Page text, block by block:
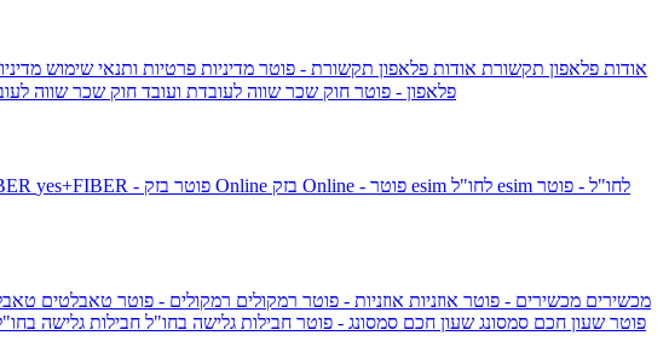
אודות פלאפון תקשורת אודות פלאפון תקשורת - פוטר מדיניות פרטיות ותנאי שימוש
פלאפון - פוטר חוק שכר שווה לעובדת ועובד חוק שכר שווה
yes+FIBER - פוטר בזק Online
esim לחו"ל - פוטר
מכשירים מכשירים - פוטר אוזניות אוזניות - פוטר רמקולים רמקולים - פוטר טאבלטים
שעון Apple Watch Series 10 - פוטר שעון חכם סמסונג שעון חכם סמסונג - פוטר חבילות גלישה בחו"ל חבילות גלישה